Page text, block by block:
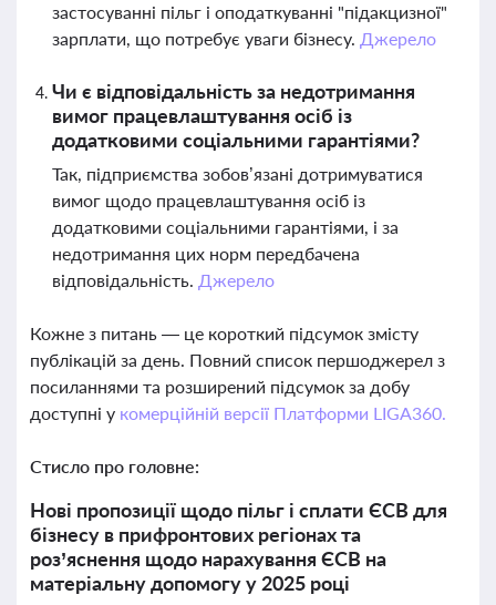
застосуванні пільг і оподаткуванні "підакцизної"
зарплати, що потребує уваги бізнесу. Джерело
Чи є відповідальність за недотримання
вимог працевлаштування осіб із
додатковими соціальними гарантіями?
Так, підприємства зобов’язані дотримуватися
вимог щодо працевлаштування осіб із
додатковими соціальними гарантіями, і за
недотримання цих норм передбачена
відповідальність. Джерело
Кожне з питань — це короткий підсумок змісту
публікацій за день. Повний список першоджерел з
посиланнями та розширений підсумок за добу
доступні у комерційній версії Платформи LIGA360.
Стисло про головне:
Нові пропозиції щодо пільг і сплати ЄСВ для
бізнесу в прифронтових регіонах та
роз’яснення щодо нарахування ЄСВ на
матеріальну допомогу у 2025 році